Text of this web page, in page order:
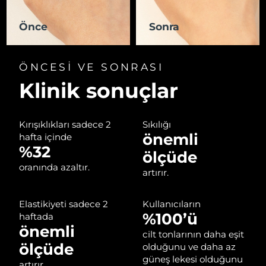
Önce Sonra
ÖNCESİ VE SONRASI
Klinik sonuçlar
Kırışıklıkları sadece 2
hafta içinde
%32
oranında azaltır.
Sıkılığı
önemli
ölçüde
artırır.
Elastikiyeti sadece 2
haftada
önemli
ölçüde
Kullanıcıların
%100’ü
cilt tonlarının daha eşit
olduğunu ve daha az
güneş lekesi olduğunu
Çin Makao ÖİB Tahmini teslim tarihi
Malta Tahmini teslim tarihi
Monako Tahmini teslim tarihi
Hollanda Tahmini teslim tarihi
Norveç Tahmini teslim tarihi
Umman Tahmini teslim tarihi8/12/26